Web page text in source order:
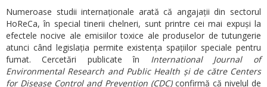
Numeroase studii internaționale arată că angajații din sectorul
HoReCa, în special tinerii chelneri, sunt printre cei mai expuși la
efectele nocive ale emisiilor toxice ale produselor de tutungerie
atunci când legislația permite existența spațiilor speciale pentru
fumat. Cercetări publicate în International Journal of
Environmental Research and Public Health și de către Centers
for Disease Control and Prevention (CDC)confirmă că nivelul de